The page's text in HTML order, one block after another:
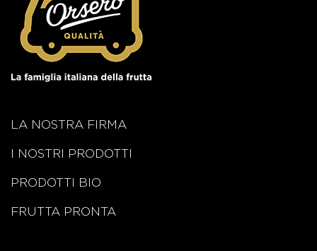
LA NOSTRA FIRMA
I NOSTRI PRODOTTI
PRODOTTI BIO
FRUTTA PRONTA